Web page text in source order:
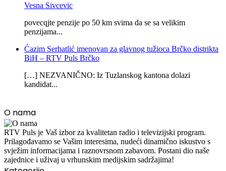
Vesna Sivcevic
povecqjte penzije po 50 km svima da se sa velikim
penzijama...
Ćazim Serhatlić imenovan za glavnog tužioca Brčko distrikta
BiH – RTV Puls Brčko
[…] NEZVANIČNO: Iz Tuzlanskog kantona dolazi
kandidat...
O nama
RTV Puls je Vaš izbor za kvalitetan radio i televizijski program.
Prilagođavamo se Vašim interesima, nudeći dinamično iskustvo s
svježim informacijama i raznovrsnom zabavom. Postani dio naše
zajednice i uživaj u vrhunskim medijskim sadržajima!